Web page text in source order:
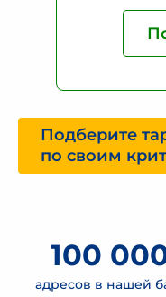
Подберите
по своим
100
адресов в нашей